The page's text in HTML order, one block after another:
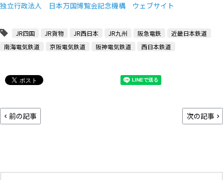
独立行政法人 日本万国博覧会記念機構 ウェブサイト
JR四国 JR貨物 JR西日本 JR九州 阪急電鉄
近畿日本鉄道
南海電気鉄道
京阪電気鉄道 阪神電気鉄道 西日本鉄道
前の記事 次の記事